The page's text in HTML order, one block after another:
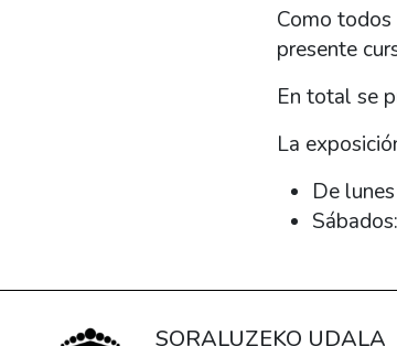
Como
presente
En total se
La
De
Sábados:
SORALUZEKO UDALA